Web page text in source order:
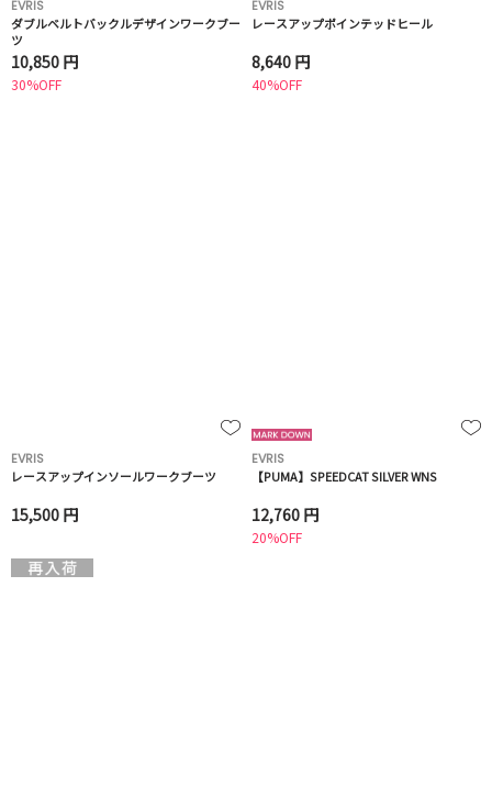
EVRIS
ダブルベルトバックルデザインワークブー
ツ
10,850 円
30%OFF
EVRIS
レースアップポインテッドヒール
8,640 円
40%OFF
EVRIS
レースアップインソールワークブーツ
15,500 円
EVRIS
【PUMA】SPEEDCAT SILVER WNS
12,760 円
20%OFF